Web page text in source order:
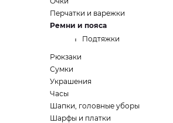
Перчатки и варежки
Ремни и пояса
Подтяжки
Рюкзаки
Сумки
Украшения
Часы
Шапки, головные уборы
Шарфы и платки